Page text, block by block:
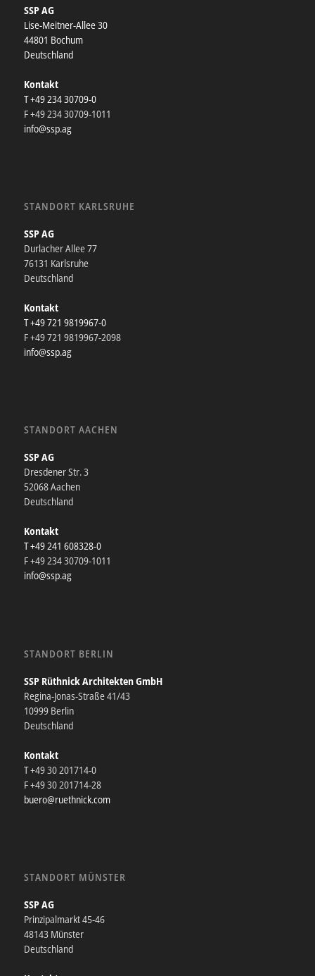
SSP AG
Lise-Meitner-Allee 30
44801 Bochum
Deutschland
Kontakt
T +49 234 30709-0
F +49 234 30709-1011
info@ssp.ag
STANDORT KARLSRUHE
SSP AG
Durlacher Allee 77
76131 Karlsruhe
Deutschland
Kontakt
T +49 721 9819967-0
F +49 721 9819967-2098
info@ssp.ag
STANDORT AACHEN
SSP AG
Dresdener Str. 3
52068 Aachen
Deutschland
Kontakt
T +49 241 608328-0
F +49 234 30709-1011
info@ssp.ag
STANDORT BERLIN
SSP Rüthnick Architekten GmbH
Regina-Jonas-Straße 41/43
10999 Berlin
Deutschland
Kontakt
T +49 30 201714-0
F +49 30 201714-28
buero@ruethnick.com
STANDORT MÜNSTER
SSP AG
Prinzipalmarkt 45-46
48143 Münster
Deutschland